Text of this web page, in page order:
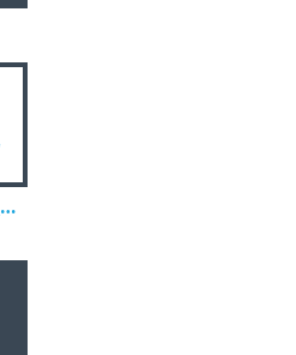
Lauko/tiekiamo oro elektrinis pašildytuvas Brink Flair 225, 1000W, D125 mm